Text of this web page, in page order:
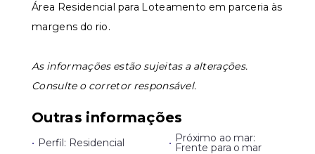
Área Residencial para Loteamento em parceria às
margens do rio.
As informações estão sujeitas a alterações.
Consulte o corretor responsável.
Outras informações
• Perfil: Residencial • Próximo ao mar:
Frente para o mar